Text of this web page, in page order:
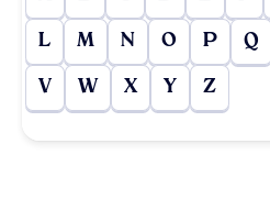
L M N O P Q
V W X Y Z